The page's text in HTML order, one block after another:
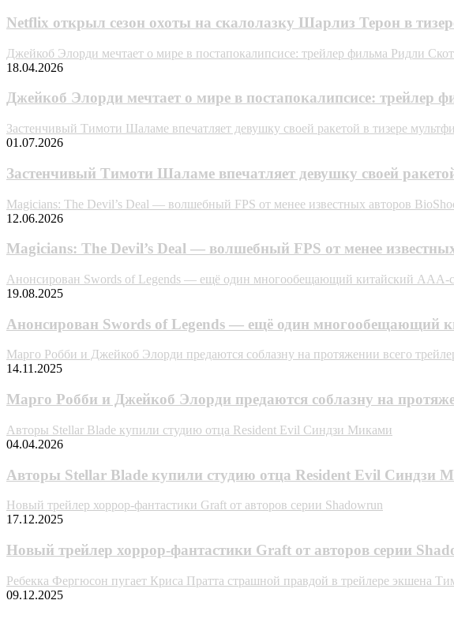
Netflix открыл сезон охоты на скалолазку Шарлиз Терон в
Джейкоб Элорди мечтает о мире в постапокалипсисе: трейлер фильма Ридли
18.04.2026
Джейкоб Элорди мечтает о мире в постапокалипсисе: трейлер
Застенчивый Тимоти Шаламе впечатляет девушку своей ракетой в тизере
01.07.2026
Застенчивый Тимоти Шаламе впечатляет девушку своей
Magicians: The Devil’s Deal — волшебный FPS от менее известных авторов
12.06.2026
Magicians: The Devil’s Deal — волшебный FPS от менее
Анонсирован Swords of Legends — ещё один многообещающий китайский AAA-
19.08.2025
Анонсирован Swords of Legends — ещё один многообещающий
Марго Робби и Джейкоб Элорди предаются соблазну на протяжении всего
14.11.2025
Марго Робби и Джейкоб Элорди предаются соблазну на
Авторы Stellar Blade купили студию отца Resident Evil Синдзи Миками
04.04.2026
Авторы Stellar Blade купили студию отца Resident Evil Синдзи
Новый трейлер хоррор-фантастики Graft от авторов серии Shadowrun
17.12.2025
Новый трейлер хоррор-фантастики Graft от авторов серии
Ребекка Фергюсон пугает Криса Пратта страшной правдой в трейлере экшена
09.12.2025